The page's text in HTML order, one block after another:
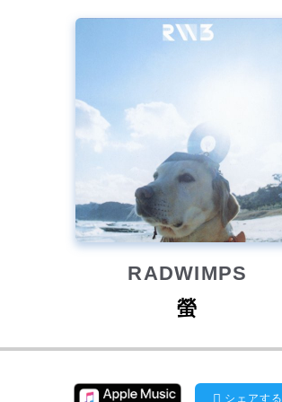
RADWIMPS
螢
シェアする